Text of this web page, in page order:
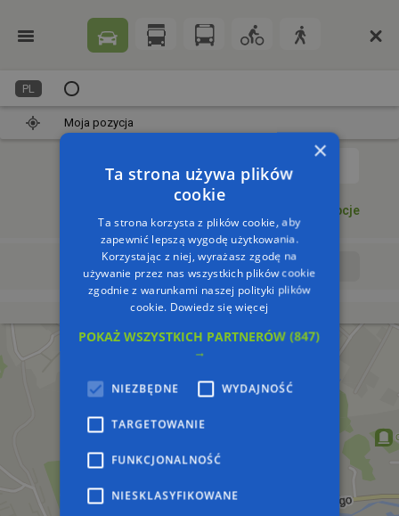
PL
Moja pozycja
Opcje
Wyrusz teraz Wyrusz o:
×
Ta strona używa plików
cookie
Ta strona korzysta z plików cookie, aby
zapewnić lepszą wygodę użytkowania.
Korzystając z niej, wyrażasz zgodę na
używanie przez nas wszystkich plików cookie
zgodnie z warunkami naszej polityki plików
cookie. Dowiedz się więcej
POKAŻ WSZYSTKICH PARTNERÓW(847)
→
NIEZBĘDNE WYDAJNOŚĆ
TARGETOWANIE
FUNKCJONALNOŚĆ
NIESKLASYFIKOWANE